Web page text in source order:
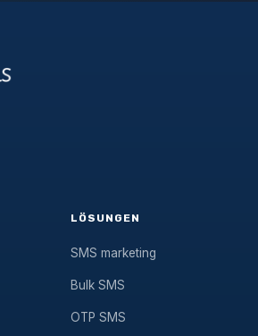
LÖSUNGEN
SMS marketing
Bulk SMS
OTP SMS